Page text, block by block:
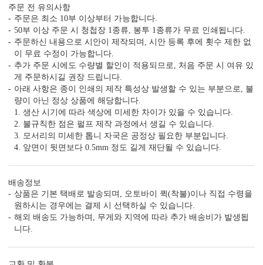
주문 전 유의사항
주문은 최소 10부 이상부터 가능합니다.
50부 이상 주문 시 청첩장 1종류, 봉투 1종류가 무료 인쇄됩니다.
주문하신 내용으로 시안이 제작되며, 시안 등록 후에 횟수 제한 없
이 무료 수정이 가능합니다.
추가 주문 시에도 수량별 할인이 적용되므로, 처음 주문 시 여유 있
게 주문하시길 권장 드립니다.
아래 사항은 종이 인쇄의 제작 특성상 발생할 수 있는 부분으로, 불
량이 아닌 정상 상품에 해당합니다.
1. 생산 시기에 따라 색상에 미세한 차이가 있을 수 있습니다.
2. 불규칙한 점은 펄프 제작 과정에서 생길 수 있습니다.
3. 모서리의 미세한 톱니 자국은 공정상 필요한 부분입니다.
4. 앞면이 뒷면보다 0.5mm 정도 길게 재단될 수 있습니다.
배송정보
상품은 기본 택배로 발송되며, 오토바이 퀵(착불)이나 직접 수령을
원하시는 경우에는 결제 시 선택하실 수 있습니다.
해외 배송도 가능하며, 무게와 지역에 따라 추가 배송비가 발생됩
니다.